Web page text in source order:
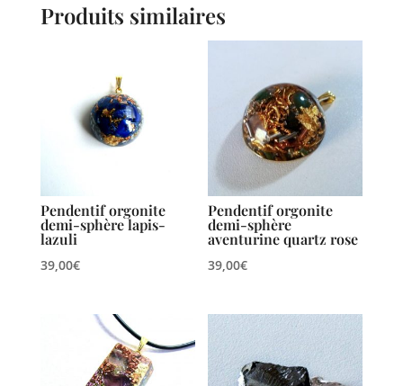
Produits similaires
Pendentif orgonite
demi-sphère lapis-
lazuli
39,00€
Pendentif orgonite
demi-sphère
aventurine quartz rose
39,00€